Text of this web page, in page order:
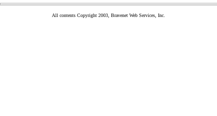
All contents Copyright 2003, Bravenet Web Services, Inc.